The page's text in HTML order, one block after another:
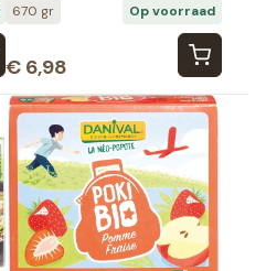
670 gr Op voorraad
€ 6,98